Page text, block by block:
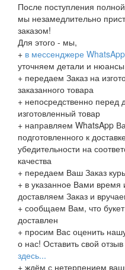
После поступления
мы незамедлительно
заказом!
Для этого - мы,
+ в мессенджере WhatsApp
уточняем детали и
+ передаем Заказ на
заказанного товара
+ непосредственно перед
изготовленный товар
+ направляем WhatsApp
подготовленного к
убедительности на
качества
+ передаем Ваш Заказ
+ в указанное Вами время
доставляем Заказ и
+ сообщаем Вам, что
доставлен
+ просим Вас оценить
о нас! Оставить свой
здесь...
+ ждём с нетерпением